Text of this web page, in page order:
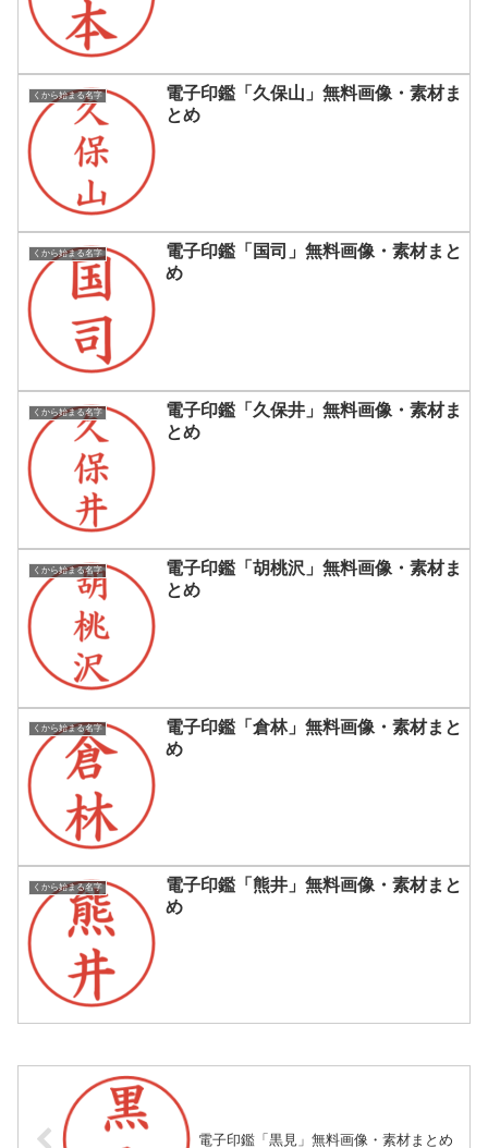
くから始まる名字
電子印鑑「久保山」無料画像・素材ま
とめ
くから始まる名字
電子印鑑「国司」無料画像・素材まと
め
くから始まる名字
電子印鑑「久保井」無料画像・素材ま
とめ
くから始まる名字
電子印鑑「胡桃沢」無料画像・素材ま
とめ
くから始まる名字
電子印鑑「倉林」無料画像・素材まと
め
くから始まる名字
電子印鑑「熊井」無料画像・素材まと
め
電子印鑑「黒見」無料画像・素材まとめ